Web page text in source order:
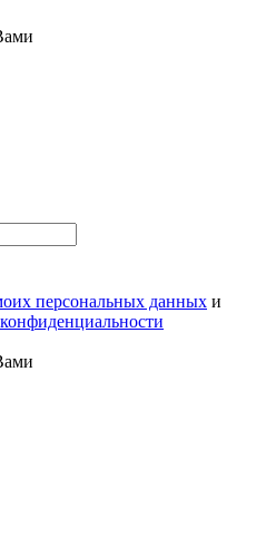
персональных данных и